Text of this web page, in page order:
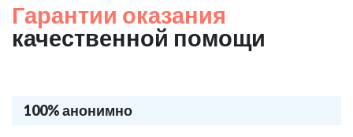
Гарантии оказания
качественной помощи
100% анонимно